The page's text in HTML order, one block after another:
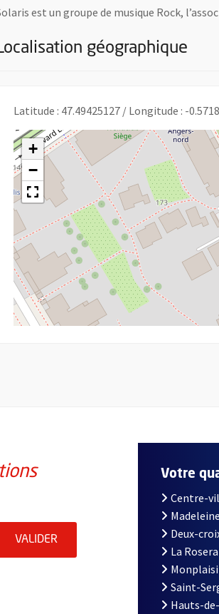
est un groupe de musique Rock,
géographique
Latitude : 47.49425127 / Longitude : -
+
−
fenêtre
la ville d'Angers, indiquez votre email
VALIDER ENVOYER MA DEMANDE
Votre
Centre-
Deux-
La
Saint-
Hauts-